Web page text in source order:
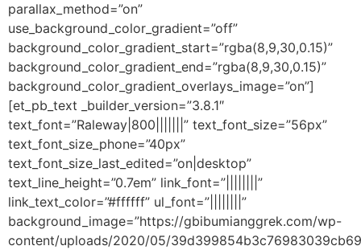
parallax_method=”on”
use_background_color_gradient=”off”
background_color_gradient_start=”rgba(8,9,30,0.15)”
background_color_gradient_end=”rgba(8,9,30,0.15)”
background_color_gradient_overlays_image=”on”]
[et_pb_text _builder_version=”3.8.1″
text_font=”Raleway|800|||||||” text_font_size=”56px”
text_font_size_phone=”40px”
text_font_size_last_edited=”on|desktop”
text_line_height=”0.7em” link_font=”||||||||”
link_text_color=”#ffffff” ul_font=”||||||||”
background_image=”https://gbibumianggrek.com/wp-
content/uploads/2020/05/